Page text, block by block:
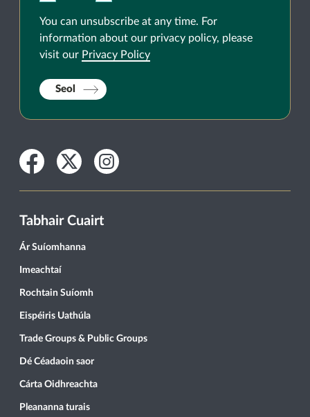
You can unsubscribe at any time. For
information about our privacy policy, please
visit our Privacy Policy
Seol
Facebook
TwitterInstagram
Tabhair Cuairt
Ár Suíomhanna
Imeachtaí
Rochtain Suíomh
Eispéiris Uathúla
Trade Groups & Public Groups
Dé Céadaoin saor
Cárta Oidhreachta
Pleananna turais